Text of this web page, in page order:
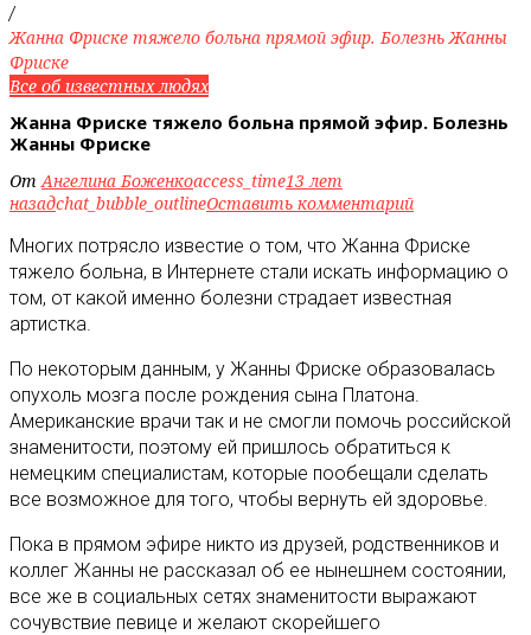
/
Жанна Фриске тяжело больна прямой эфир. Болезнь Жанны
Фриске
Все об известных людях
Жанна Фриске тяжело больна прямой эфир. Болезнь
Жанны Фриске
ОтАнгелина Боженкоaccess_time13 лет
назадchat_bubble_outlineОставить комментарий
Многих потрясло известие о том, что Жанна Фриске
тяжело больна, в Интернете стали искать информацию о
том, от какой именно болезни страдает известная
артистка.
По некоторым данным, у Жанны Фриске образовалась
опухоль мозга после рождения сына Платона.
Американские врачи так и не смогли помочь российской
знаменитости, поэтому ей пришлось обратиться к
немецким специалистам, которые пообещали сделать
все возможное для того, чтобы вернуть ей здоровье.
Пока в прямом эфире никто из друзей, родственников и
коллег Жанны не рассказал об ее нынешнем состоянии,
все же в социальных сетях знаменитости выражают
сочувствие певице и желают скорейшего